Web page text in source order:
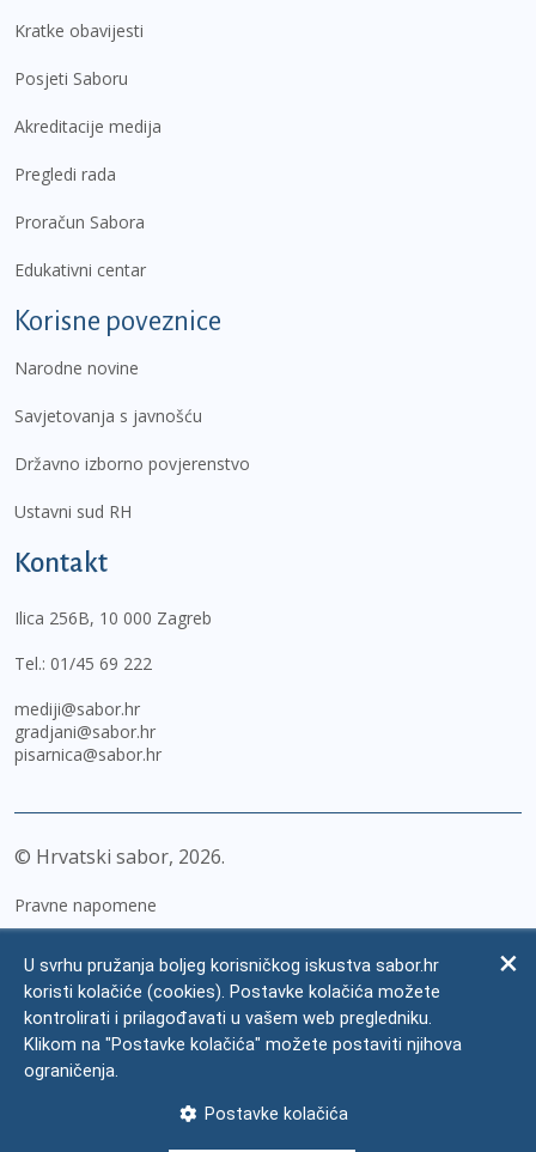
Kratke obavijesti
Posjeti Saboru
Akreditacije medija
Pregledi rada
Proračun Sabora
Edukativni centar
Korisne poveznice
Narodne novine
Savjetovanja s javnošću
Državno izborno povjerenstvo
Ustavni sud RH
Kontakt
Ilica 256B, 10 000 Zagreb
Tel.: 01/45 69 222
mediji@sabor.hr
gradjani@sabor.hr
pisarnica@sabor.hr
© Hrvatski sabor, 2026
Pravne napomene
Zaštita osobnih podataka
Impressum
Česta pitanja
U svrhu pružanja boljeg korisničkog iskustva sabor.hr
koristi kolačiće (cookies). Postavke kolačića možete
kontrolirati i prilagođavati u vašem web pregledniku.
Klikom na "Postavke kolačića" možete postaviti njihova
ograničenja.
Postavke kolačića